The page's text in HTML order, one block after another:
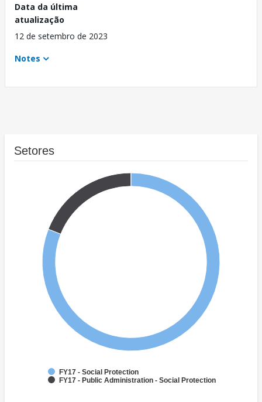
Data da última
atualização
12 de setembro de 2023
Notes
Setores
FY17 - Social Protection
FY17 - Public Administration - Social Protection